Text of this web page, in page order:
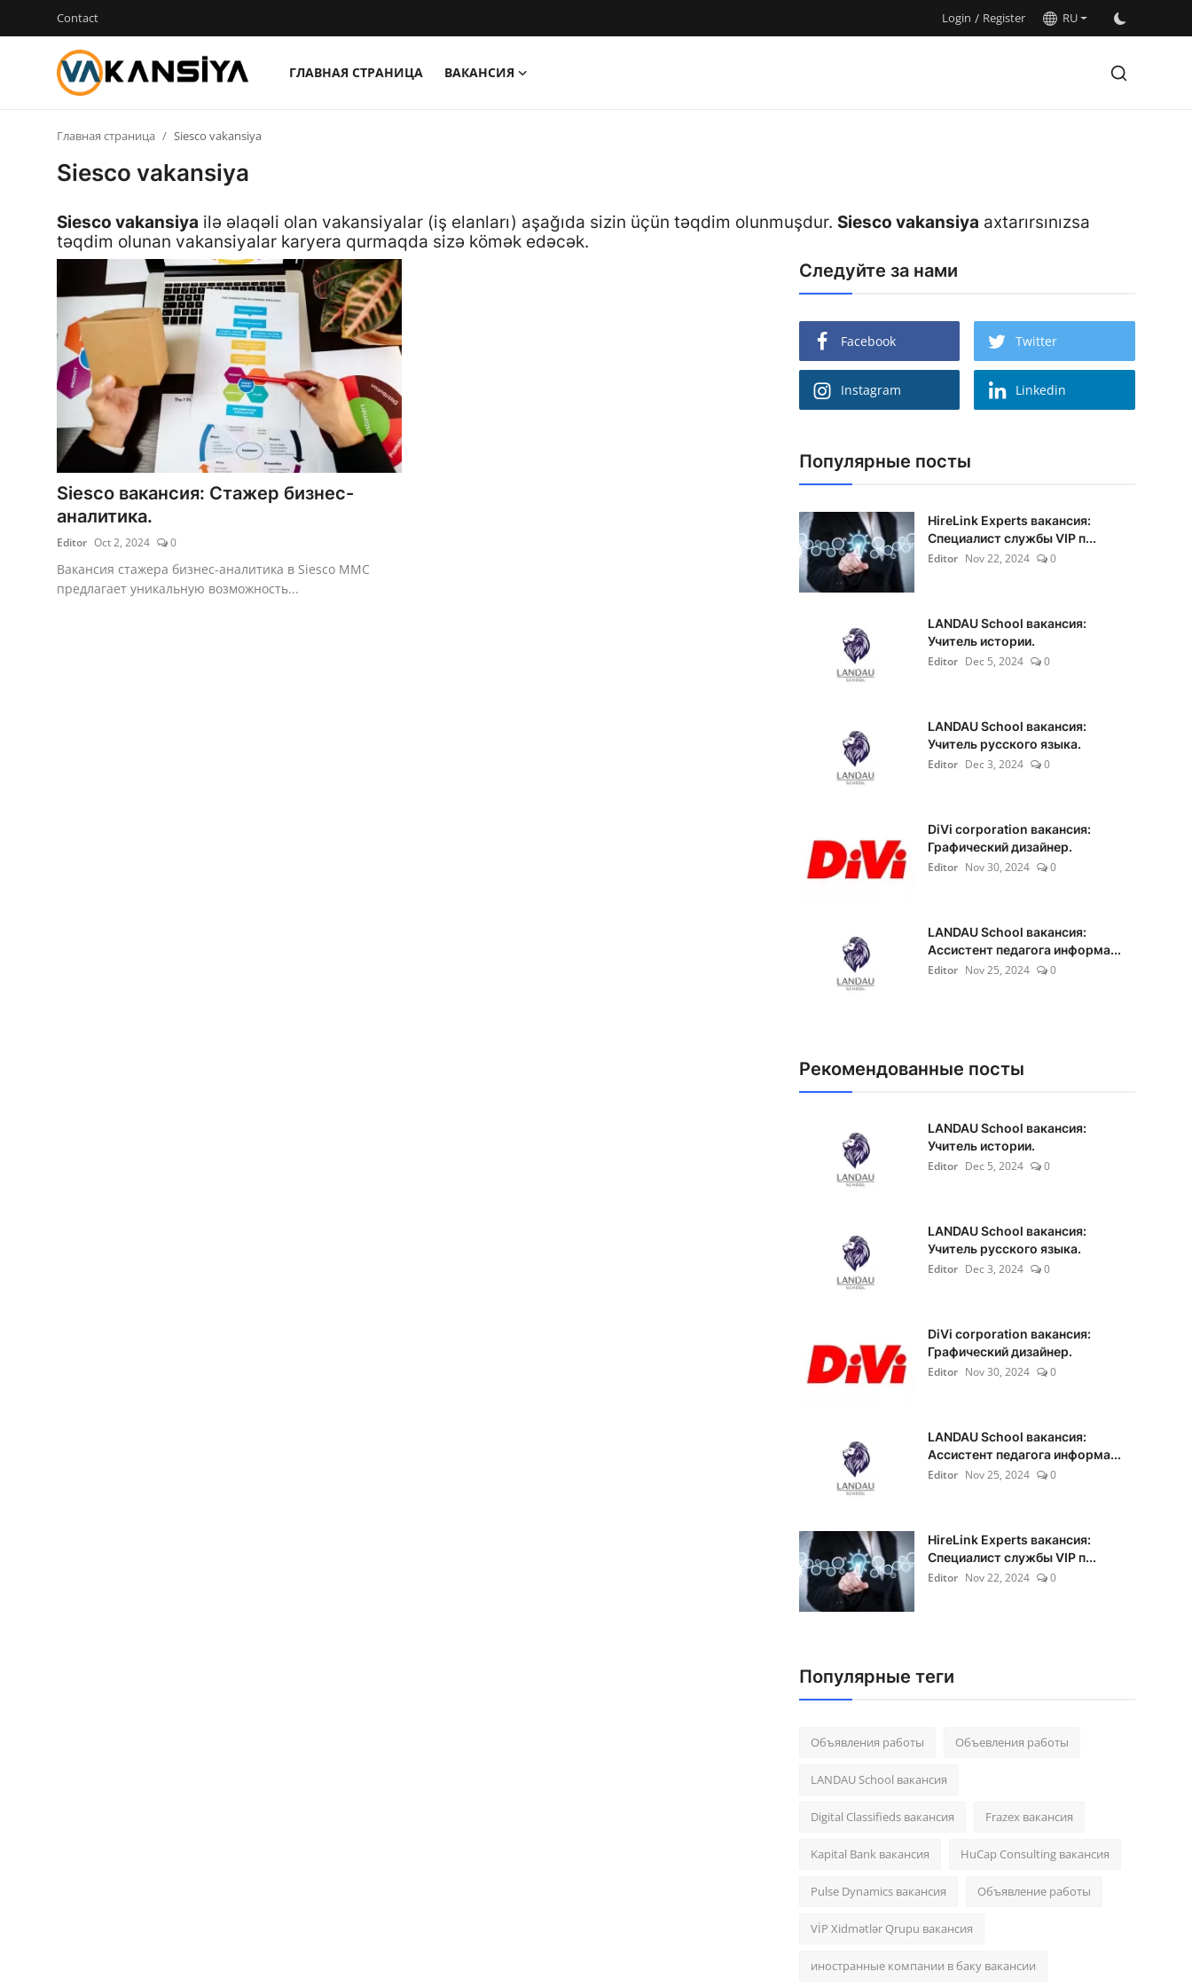
Contact Login / Register RU
ГЛАВНАЯ СТРАНИЦА
ВАКАНСИЯ
Login
Главная страница
Вакансия
Contact
Главная страница Siesco vakansiya
Siesco vakansiya
Siesco vakansiya ilə əlaqəli olan vakansiyalar (iş elanları) aşağıda sizin üçün təqdim olunmuşdur. Siesco vakansiya axtarırsınızsa
təqdim olunan vakansiyalar karyera qurmaqda sizə kömək edəcək.
Siesco вакансия: Стажер бизнес-
аналитика.
Editor Oct 2, 2024 0
Вакансия стажера бизнес-аналитика в Siesco MMC
предлагает уникальную возможность...
Следуйте за нами
Facebook Twitter
Instagram Linkedin
Популярные посты
HireLink Experts вакансия:
Специалист службы VIP п...
Editor Nov 22, 2024 0
LANDAU School вакансия:
Учитель истории.
Editor Dec 5, 2024 0
LANDAU School вакансия:
Учитель русского языка.
Editor Dec 3, 2024 0
DiVi corporation вакансия:
Графический дизайнер.
Editor Nov 30, 2024 0
LANDAU School вакансия:
Ассистент педагога информа...
Editor Nov 25, 2024 0
Рекомендованные посты
LANDAU School вакансия:
Учитель истории.
Editor Dec 5, 2024 0
LANDAU School вакансия:
Учитель русского языка.
Editor Dec 3, 2024 0
DiVi corporation вакансия:
Графический дизайнер.
Editor Nov 30, 2024 0
LANDAU School вакансия:
Ассистент педагога информа...
Editor Nov 25, 2024 0
HireLink Experts вакансия:
Специалист службы VIP п...
Editor Nov 22, 2024 0
Популярные теги
Объявления работы Объевления работы
LANDAU School вакансия
Digital Classifieds вакансия Frazex вакансия
Kapital Bank вакансия HuCap Consulting вакансия
Pulse Dynamics вакансия Объявление работы
VİP Xidmətlər Qrupu вакансия
иностранные компании в баку вакансии